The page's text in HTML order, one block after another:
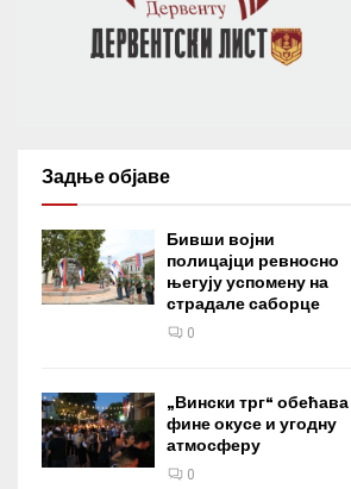
Задње објаве
Бивши војни
полицајци ревносно
његују успомену на
страдале саборце
0
„Вински трг“ обећава
фине окусе и угодну
атмосферу
0